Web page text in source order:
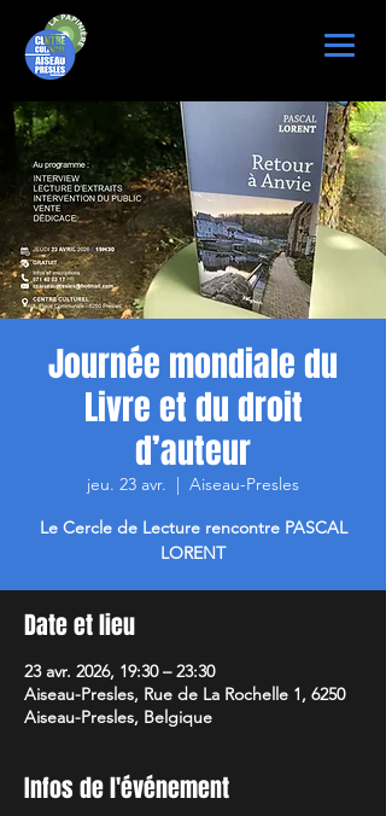
Journée mondiale du
Livre et du droit
d’auteur
jeu. 23 avr.
  |
Aiseau-Presles
Le Cercle de Lecture rencontre PASCAL
LORENT
Date et lieu
23 avr. 2026, 19:30 – 23:30
Aiseau-Presles, Rue de La Rochelle 1, 6250
Aiseau-Presles, Belgique
Infos de l'événement